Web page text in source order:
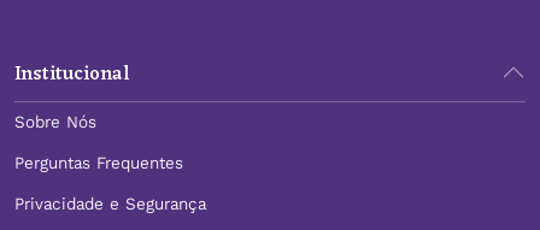
Institucional
Sobre Nós
Perguntas Frequentes
Privacidade e Segurança